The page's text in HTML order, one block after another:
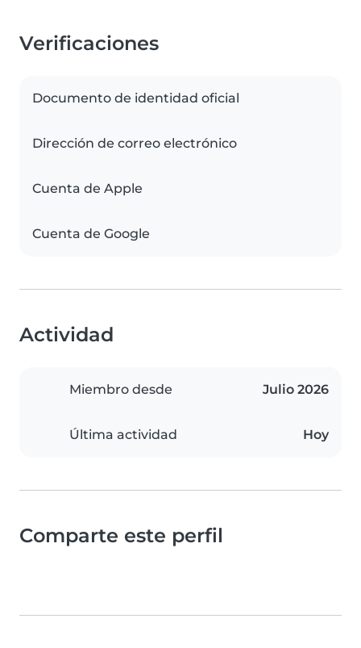
Verificaciones
Documento de identidad oficial
Dirección de correo electrónico
Cuenta de Apple
Cuenta de Google
Actividad
Miembro desde Julio 2026
Última actividad Hoy
Comparte este perfil